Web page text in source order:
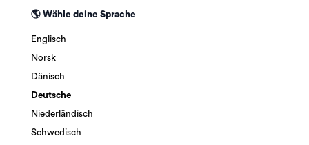
🌎 Wähle deine Sprache
Englisch
Norsk
Dänisch
Deutsche
Niederländisch
Schwedisch